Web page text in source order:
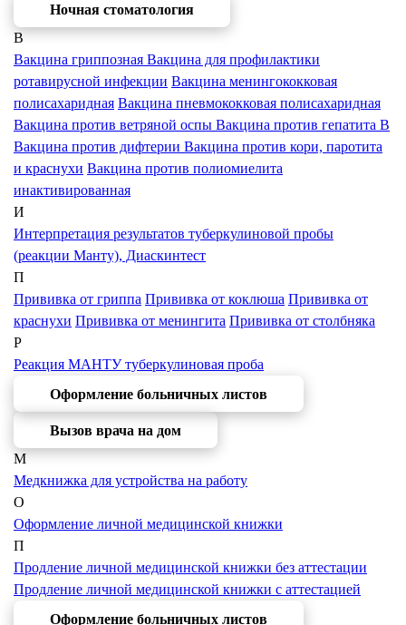
Ночная стоматология
В
Вакцина гриппозная Вакцина для профилактики
ротавирусной инфекции Вакцина менингококковая
полисахаридная Вакцина пневмококковая полисахаридная
Вакцина против ветряной оспы Вакцина против гепатита В
Вакцина против дифтерии Вакцина против кори, паротита
и краснухи Вакцина против полиомиелита
инактивированная
И
Интерпретация результатов туберкулиновой пробы
(реакции Манту), Диаскинтест
П
Прививка от гриппа Прививка от коклюша Прививка от
краснухи Прививка от менингита Прививка от столбняка
Р
Реакция МАНТУ туберкулиновая проба
Оформление больничных листов
Вызов врача на дом
М
Медкнижка для устройства на работу
О
Оформление личной медицинской книжки
П
Продление личной медицинской книжки без аттестации
Продление личной медицинской книжки с аттестацией
Оформление больничных листов